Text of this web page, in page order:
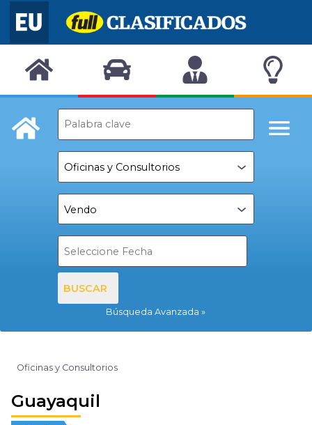
BUSCAR
Búsqueda Avanzada
Oficinas y Consultorios
Guayaquil